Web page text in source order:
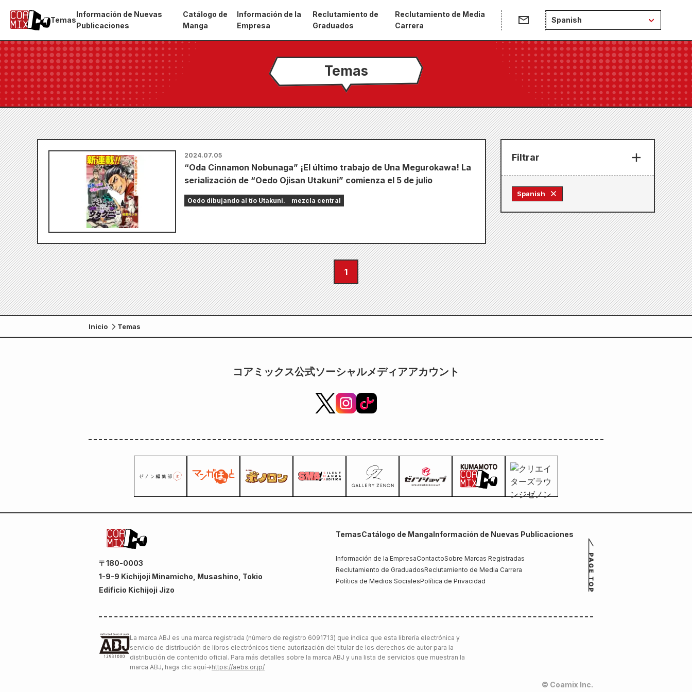
Temas
Información de Nuevas
Publicaciones
Catálogo de
Manga
Información de la
Empresa
Reclutamiento de
Graduados
Reclutamiento de Media
Carrera
Spanish
Temas
Filtrar
Spanish
2024.07.05
“Oda Cinnamon Nobunaga” ¡El último trabajo de Una Megurokawa! La
serialización de “Oedo Ojisan Utakuni” comienza el 5 de julio
Oedo dibujando al tío Utakuni. mezcla central
1
Inicio Temas
コアミックス公式ソーシャルメディアアカウント
〒180-0003
1-9-9 Kichijoji Minamicho, Musashino, Tokio
Edificio Kichijoji Jizo
TemasCatálogo de MangaInformación de Nuevas Publicaciones
Información de la EmpresaContactoSobre Marcas Registradas
Reclutamiento de GraduadosReclutamiento de Media Carrera
Política de Medios SocialesPolítica de Privacidad
© Coamix Inc.
La marca ABJ es una marca registrada (número de registro 6091713) que indica que esta librería electrónica y
servicio de distribución de libros electrónicos tiene autorización del titular de los derechos de autor para la
distribución de contenido oficial. Para más detalles sobre la marca ABJ y una lista de servicios que muestran la
marca ABJ, haga clic aquí→https://aebs.or.jp/